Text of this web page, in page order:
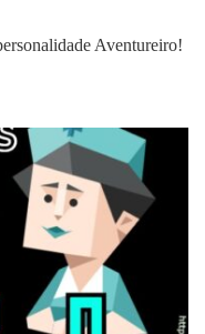
Aventureiro!